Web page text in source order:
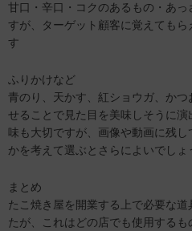
甘口・辛口・コクのあるもの・あ
すが、ターゲット顧客に覚えても
す
ふりかけなど
青のり、天かす、紅ショウガ、か
せることで見た目を美味しそうに演
味も大切ですが、画像や動画に残
かを考えて選ぶとさらによいでしょ
まとめ
たこ焼き屋を開業する上で必要な
たが、これはどの店でも使用するも